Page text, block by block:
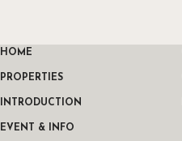
HOME
PROPERTIES
INTRODUCTION
EVENT & INFO